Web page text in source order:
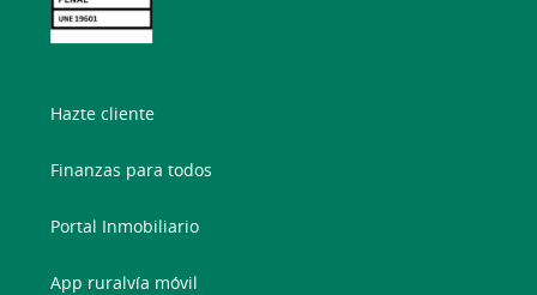
Hazte cliente
Finanzas para todos
Portal Inmobiliario
App ruralvía móvil